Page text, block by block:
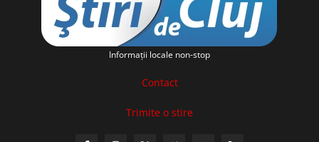
Informaţii locale non-stop
Contact
Trimite o stire